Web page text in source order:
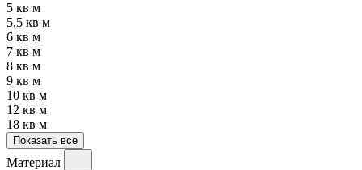
5 кв м
5,5 кв м
6 кв м
7 кв м
8 кв м
9 кв м
10 кв м
12 кв м
18 кв м
Показать все
Материал